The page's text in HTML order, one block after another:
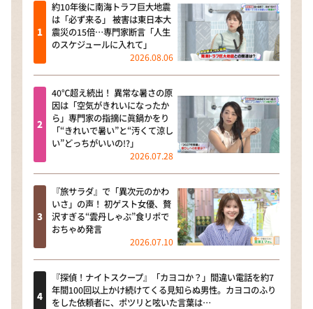
約10年後に南海トラフ巨大地震
は「必ず来る」 被害は東日本大
震災の15倍…専門家断言「人生
のスケジュールに入れて」
2026.08.06
40℃超え続出！ 異常な暑さの原
因は「空気がきれいになったか
ら」専門家の指摘に眞鍋かをり
「“きれいで暑い”と“汚くて涼し
い”どっちがいいの!?」
2026.07.28
『旅サラダ』で「異次元のかわ
いさ」の声！ 初ゲスト女優、贅
沢すぎる“雲丹しゃぶ”食リポで
おちゃめ発言
2026.07.10
『探偵！ナイトスクープ』「カヨコか？」間違い電話を約7
年間100回以上かけ続けてくる見知らぬ男性。カヨコのふり
をした依頼者に、ポツリと呟いた言葉は…